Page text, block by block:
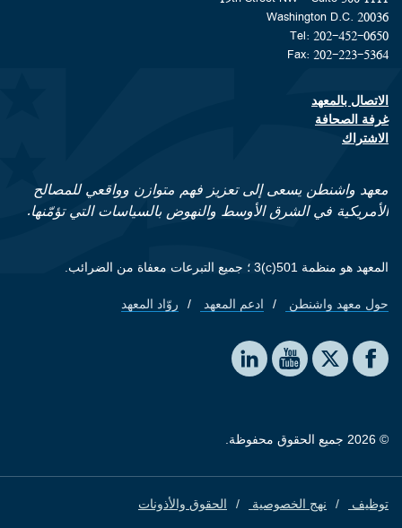
Washington D.C. 20036
Tel: 202-452-0650
Fax: 202-223-5364
Footer contact links
الاتصال بالمعهد
غرفة الصحافة
الاشتراك
معهد واشنطن يسعى إلى تعزيز فهم متوازن وواقعي للمصالح
الأمريكية في الشرق الأوسط والنهوض بالسياسات التي تؤمّنها.
المعهد هو منظمة 501(c)3 ؛ جميع التبرعات معفاة من الضرائب.
Footer quick links
حول معهد واشنطن ادعم المعهد روّاد المعهد
Social media
The Washington Institute on Facebook
The Washington Institute on X
The Washington Institute on YouTube
The Washington Institute on LinkedIn
© 2026 جميع الحقوق محفوظة.
Footer
توظيف نهج الخصوصية الحقوق والأذونات